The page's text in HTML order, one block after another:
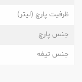
ظرفیت پارچ (لیتر)
جنس پارچ
جنس تیغه